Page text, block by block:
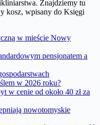
Znajdziemy tu
kosz, wpisany do Księgi
w mieście Nowy
pensjonatem a
w 2026 roku?
w cenie od około 40 zł za
nowotomyskie